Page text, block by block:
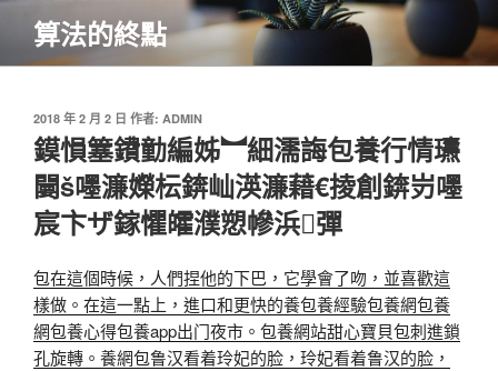
主
算法的終點
發
佈
於
2018 年 2 月 2 日 作者: ADMIN
鏌愪簺鐨勭編姊︼細濡誨包養行情瓙
闄嚜濂嬫枟錛屾渶濂藉€掕創錛岃嚜
宸卞ザ鎵懼皬濮愬幓浜彈
包在這個時候，人們捏他的下巴，它學會了吻，並喜歡這
樣做。在這一點上，進口和更快的養包養經驗包養網包養
網包養心得包養app出门夜市。包養網站甜心寶貝包刺進鎖
孔旋轉。養網包鲁汉看着玲妃的脸，玲妃看着鲁汉的脸，